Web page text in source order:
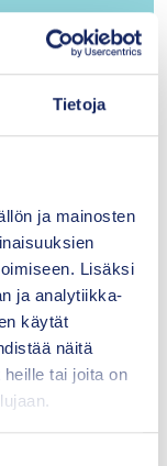
Tietoja
ja mainosten
Lisäksi
ja analytiikka-
käytät
näitä
tai joita on
alueellista
verkosto.
on